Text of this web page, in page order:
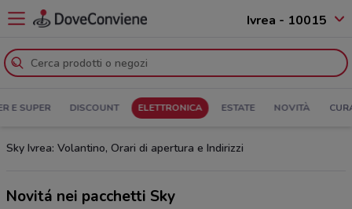
Ivrea - 10015
E SUPER DISCOUNT ELETTRONICA ESTATE NOVITÀ
Sky Ivrea: Volantino, Orari di apertura e Indirizzi
Novitá nei pacchetti Sky